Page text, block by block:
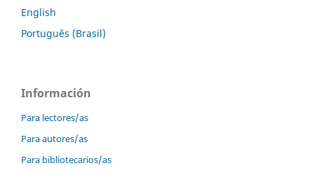
English
Português (Brasil)
Información
Para lectores/as
Para autores/as
Para bibliotecarios/as